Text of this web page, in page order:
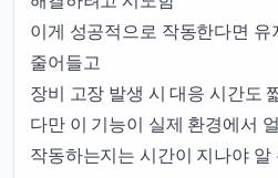
이게 성공적으로 작동한다면 유
줄어들고
장비 고장 발생 시 대응 시간도
다만 이 기능이 실제 환경에서
작동하는지는 시간이 지나야 알